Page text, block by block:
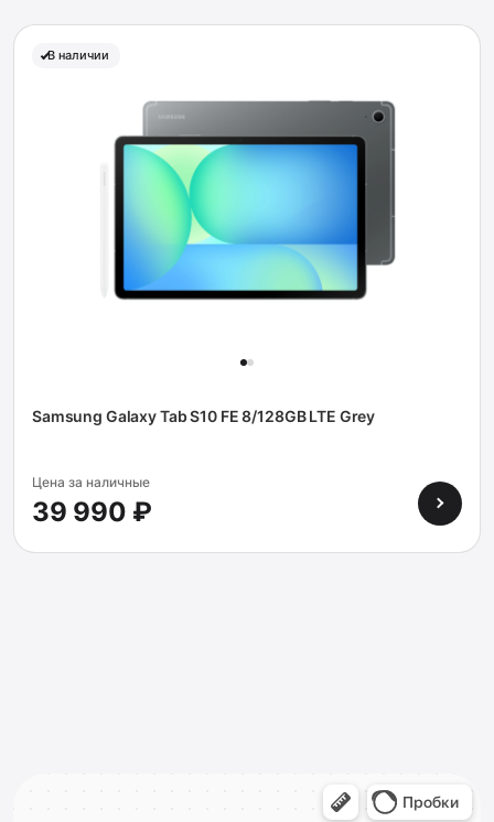
В наличии
Samsung Galaxy Tab S10 FE 8/128GB LTE Grey
Цена за наличные
39 990 ₽